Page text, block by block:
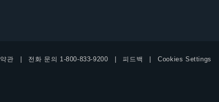
약관 전화 문의 1-800-833-9200 피드백 Cookies Settings